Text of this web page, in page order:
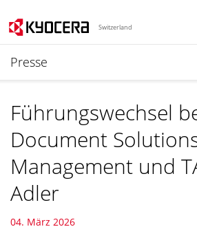
Switzerland
Presse
Führungswechsel
Document
Management und
Adler
04. März 2026